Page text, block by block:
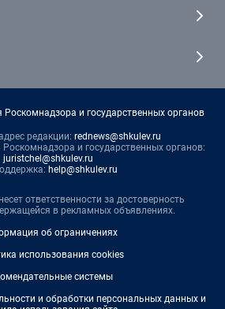
и государственных органов
редакции: rednews@shkulev.ru
и государственных органов:
juristchel@shkulev.ru
help@shkulev.ru
ответственности за достоверность
в рекламных объявлениях.
об ограничениях
использования cookies
системы
и обработки персональных данных и